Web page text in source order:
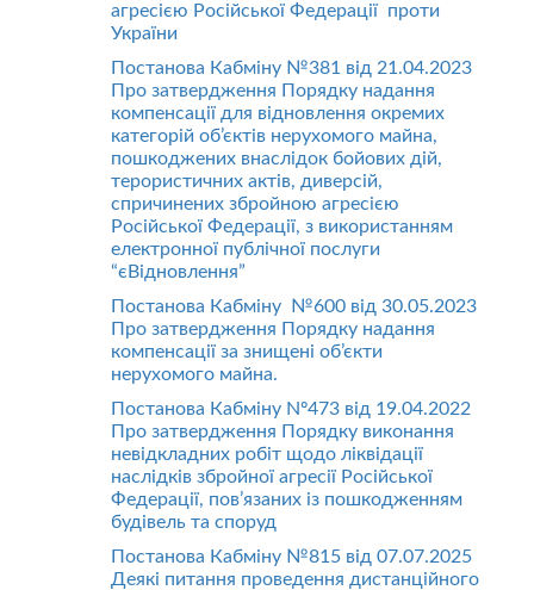
агресією Російської Федерації проти
України
Постанова Кабміну №381 від 21.04.2023
Про затвердження Порядку надання
компенсації для відновлення окремих
категорій об’єктів нерухомого майна,
пошкоджених внаслідок бойових дій,
терористичних актів, диверсій,
спричинених збройною агресією
Російської Федерації, з використанням
електронної публічної послуги
“єВідновлення”
Постанова Кабміну №600 від 30.05.2023
Про затвердження Порядку надання
компенсації за знищені об’єкти
нерухомого майна.
Постанова Кабміну Nº473 від 19.04.2022
Про затвердження Порядку виконання
невідкладних робіт щодо ліквідації
наслідків збройної агресії Російської
Федерації, пов’язаних із пошкодженням
будівель та споруд
Постанова Кабміну №815 від 07.07.2025
Деякі питання проведення дистанційного